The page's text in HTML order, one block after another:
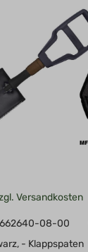
Versandkosten
662640-08-00
- Klappspaten